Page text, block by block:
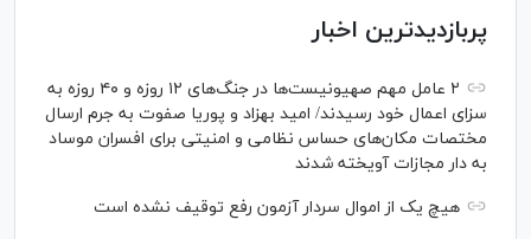
پربازدیدترین اخبار
۲ عامل مهم صهیونیست‌ها در جنگ‌های ۱۲ روزه و ۴۰ روزه به
سزای اعمال خود رسیدند/ امید بهزاد و پوریا صفوت به جرم ارسال
مختصات مکان‌های حساس نظامی و امنیتی برای افسران موساد
به دار مجازات آویخته شدند
هیچ یک از اموال سردار آزمون رفع توقیف نشده است